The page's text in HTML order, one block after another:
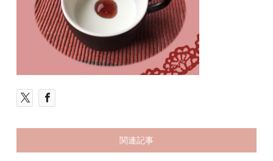
関連記事